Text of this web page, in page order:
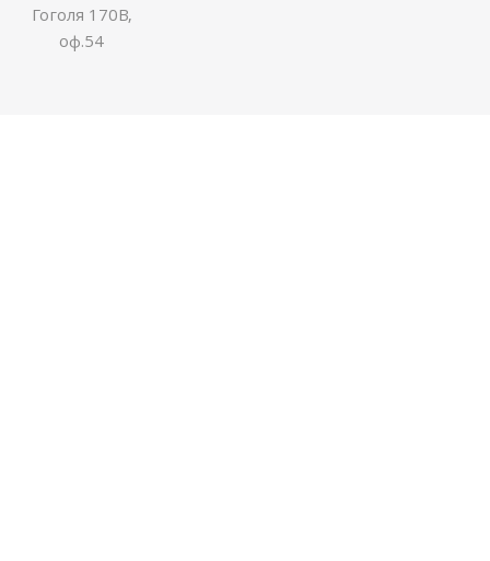
Гоголя 170В,
оф.54